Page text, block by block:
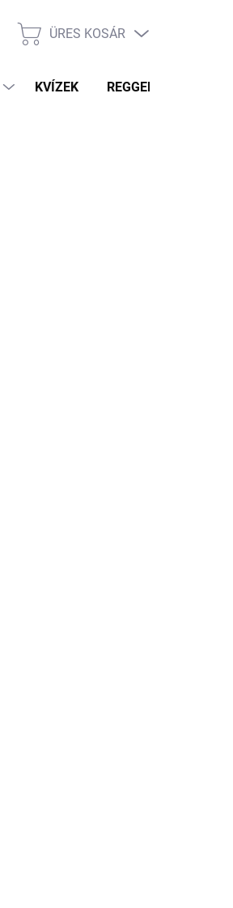
KOSÁR
ÜRES KOSÁR
KVÍZEK REGGELI PRÓFÉTA